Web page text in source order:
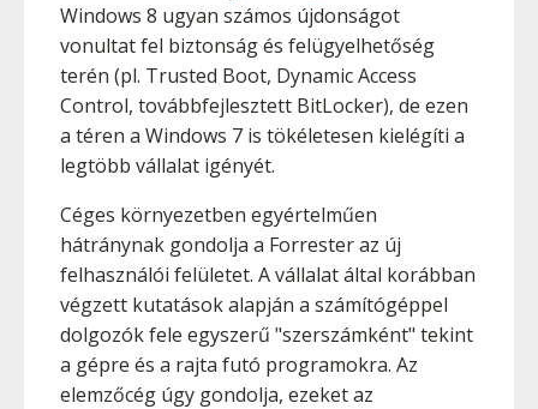
Windows 8 ugyan számos újdonságot
vonultat fel biztonság és felügyelhetőség
terén (pl. Trusted Boot, Dynamic Access
Control, továbbfejlesztett BitLocker), de ezen
a téren a Windows 7 is tökéletesen kielégíti a
legtöbb vállalat igényét.
Céges környezetben egyértelműen
hátránynak gondolja a Forrester az új
felhasználói felületet. A vállalat által korábban
végzett kutatások alapján a számítógéppel
dolgozók fele egyszerű "szerszámként" tekint
a gépre és a rajta futó programokra. Az
elemzőcég úgy gondolja, ezeket az